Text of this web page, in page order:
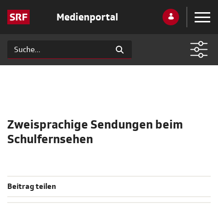
Medienportal
Zweisprachige Sendungen beim
Schulfernsehen
Beitrag teilen